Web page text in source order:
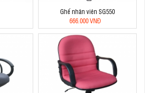
Ghế nhân viên SG550
666.000 VNĐ